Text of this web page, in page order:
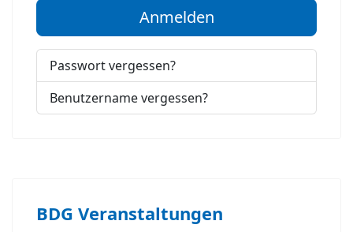
Anmelden
Passwort vergessen?
Benutzername vergessen?
BDG Veranstaltungen